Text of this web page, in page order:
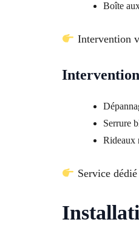
Boîte
Intervention
Serrure
Rideaux
Service